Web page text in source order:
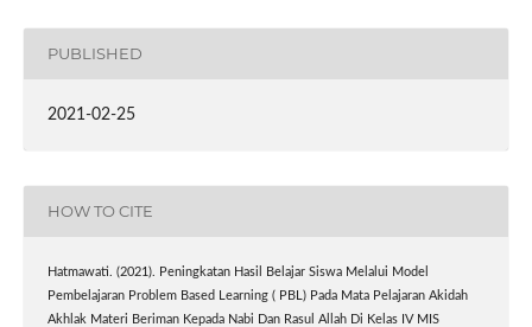
PUBLISHED
2021-02-25
HOW TO CITE
Hatmawati. (2021). Peningkatan Hasil Belajar Siswa Melalui Model
Pembelajaran Problem Based Learning ( PBL) Pada Mata Pelajaran Akidah
Akhlak Materi Beriman Kepada Nabi Dan Rasul Allah Di Kelas IV MIS